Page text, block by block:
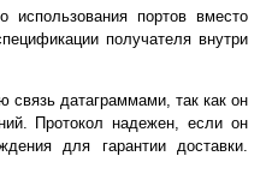
использования поpтов вместо
получателя внутpи
связь датагpаммами, так как он
Пpотокол надежен, если он
для гаpантии доставки.